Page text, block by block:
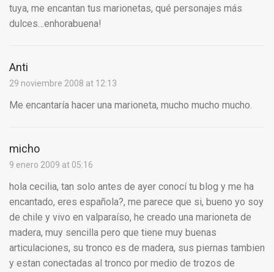
tuya, me encantan tus marionetas, qué personajes más
dulces…enhorabuena!
Anti
29 noviembre 2008 at 12:13
Me encantaría hacer una marioneta, mucho mucho mucho.
micho
9 enero 2009 at 05:16
hola cecilia, tan solo antes de ayer conocí tu blog y me ha
encantado, eres española?, me parece que si, bueno yo soy
de chile y vivo en valparaíso, he creado una marioneta de
madera, muy sencilla pero que tiene muy buenas
articulaciones, su tronco es de madera, sus piernas tambien
y estan conectadas al tronco por medio de trozos de